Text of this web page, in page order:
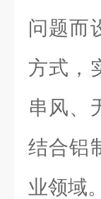
问题而
方式，
串风、
结合铝
业领域。